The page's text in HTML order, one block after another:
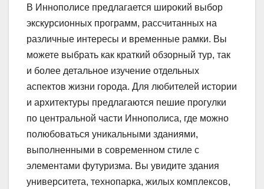
В Иннополисе предлагается широкий выбор
экскурсионных программ, рассчитанных на
различные интересы и временные рамки. Вы
можете выбрать как краткий обзорный тур, так
и более детальное изучение отдельных
аспектов жизни города. Для любителей истории
и архитектуры предлагаются пешие прогулки
по центральной части Иннополиса, где можно
полюбоваться уникальными зданиями,
выполненными в современном стиле с
элементами футуризма. Вы увидите здания
университета, технопарка, жилых комплексов,